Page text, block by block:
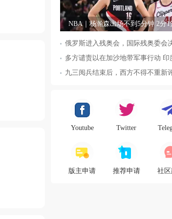
NBA｜杨瀚森出场不到5分钟 2分1
Youtube Twitter
版主申请 推荐申请 社